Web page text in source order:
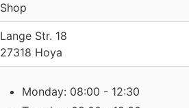
Shop
Lange Str. 18
27318 Hoya
Monday: 08:00 - 12:30